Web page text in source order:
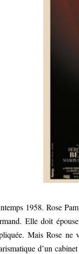
1958. Rose
Elle doit
Mais Rose
d’un